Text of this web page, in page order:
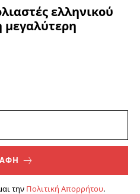
ελληνικού
την Πολιτική Απορρήτου.